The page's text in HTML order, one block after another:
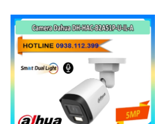
sáng HD Anlog mặt trước bằng kim
loại + phần thân bằng nhựa + Giá đỡ
bằng kim loại